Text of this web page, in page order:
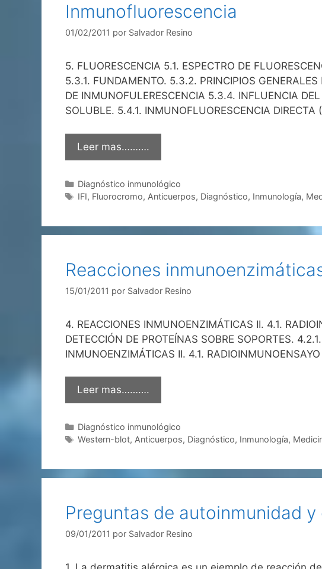
Inmunofluorescencia
01/02/2011 por Salvador Resino
5. FLUORESCENCIA 5.1. ESPECTRO DE
5.3.1. FUNDAMENTO. 5.3.2. PRINCIPIOS
DE INMUNOFULERESCENCIA 5.3.4. INFLUENCIA
SOLUBLE. 5.4.1. INMUNOFLUORESCENCIA
Leer mas……….
Categorías
Diagnóstico inmunológico
Etiquetas
IFI, Fluorocromo, Anticuerpos, Diagnóstico, Inmunología,
Reacciones
15/01/2011 por Salvador Resino
4. REACCIONES INMUNOENZIMÁTICAS II. 4.1.
DETECCIÓN DE PROTEÍNAS SOBRE SOPORTES.
INMUNOENZIMÁTICAS II. 4.1.
Leer mas……….
Categorías
Diagnóstico inmunológico
Etiquetas
Western-blot, Anticuerpos, Diagnóstico, Inmunología,
Preguntas de autoinmunidad y
09/01/2011 por Salvador Resino